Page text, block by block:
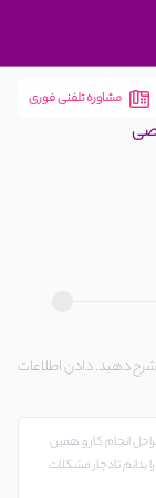
مشاوره تلفنی فوری
دهید. دادن اطلاعات